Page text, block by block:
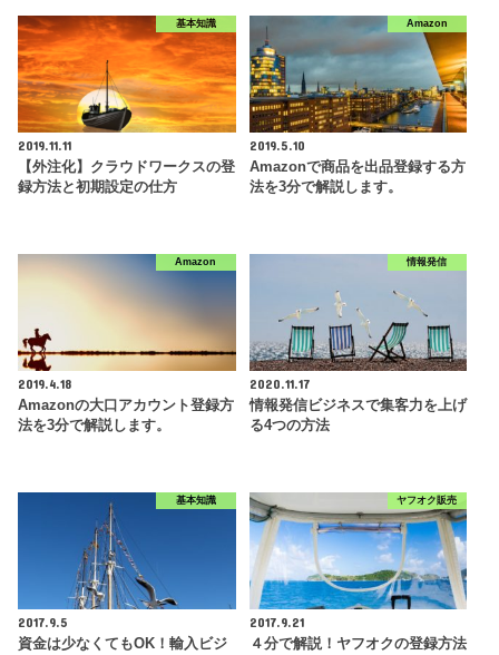
基本知識
2019.11.11
【外注化】クラウドワークスの登
録方法と初期設定の仕方
Amazon
2019.5.10
Amazonで商品を出品登録する方
法を3分で解説します。
Amazon
2019.4.18
Amazonの大口アカウント登録方
法を3分で解説します。
情報発信
2020.11.17
情報発信ビジネスで集客力を上げ
る4つの方法
基本知識
2017.9.5
資金は少なくてもOK！輸入ビジ
ヤフオク販売
2017.9.21
４分で解説！ヤフオクの登録方法